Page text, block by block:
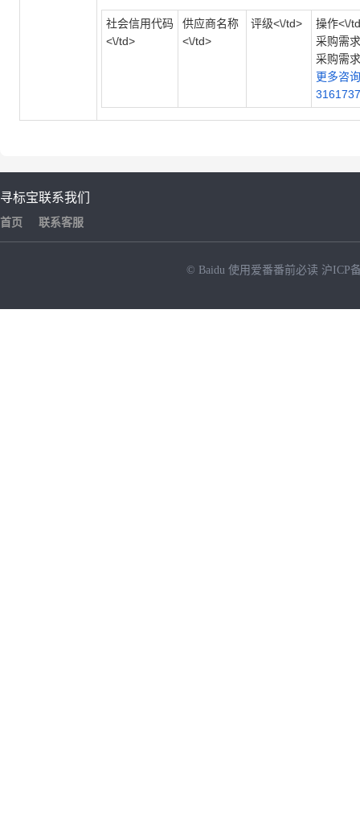
社会信用代码
<\/td>
供应商名称
<\/td>
评级<\/td>
操作<\/
采购需
采购需
更多咨
寻标宝
首页
联系我们
联系客服
© Baidu 使用爱番番前必读 沪ICP